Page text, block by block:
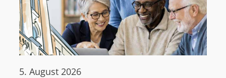
5. August 2026